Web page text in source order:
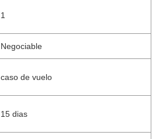
1
Negociable
caso de vuelo
15 dias